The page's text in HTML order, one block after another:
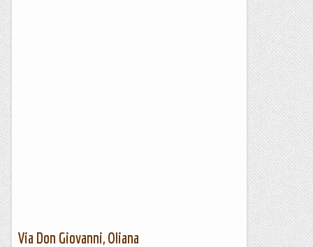
Via Don Giovanni, Oliana